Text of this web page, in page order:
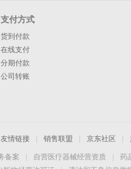
支付方式
货到付款
在线支付
分期付款
公司转账
友情链接 销售联盟 京东社区
备案 自营医疗器械经营资质 药